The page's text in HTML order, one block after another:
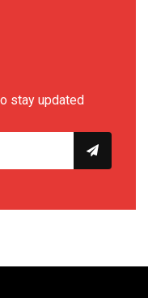
stay updated